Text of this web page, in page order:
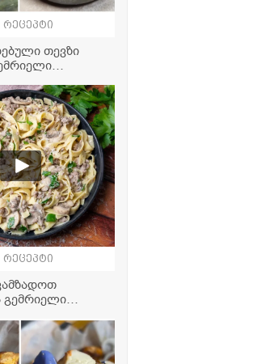
რეცეპტი
თევზი
რეცეპტი
გემრიელი
მარტივი